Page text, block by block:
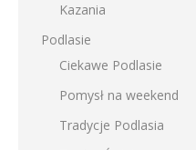
Kazania
Podlasie
Ciekawe Podlasie
Pomysł na weekend
Tradycje Podlasia